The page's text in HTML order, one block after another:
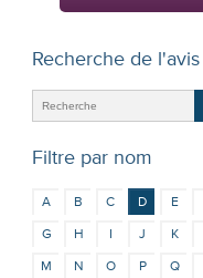
Recherche de l'avis
Filtre par nom
A B C D E
G
H I J K
M
N O P Q